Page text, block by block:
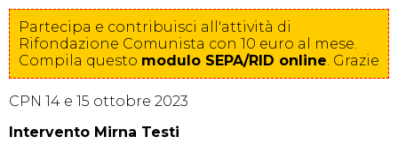
Partecipa e contribuisci all'attività di
Rifondazione Comunista con 10 euro al mese.
Compila questo modulo SEPA/RID online. Grazie
CPN 14 e 15 ottobre 2023
Intervento Mirna Testi